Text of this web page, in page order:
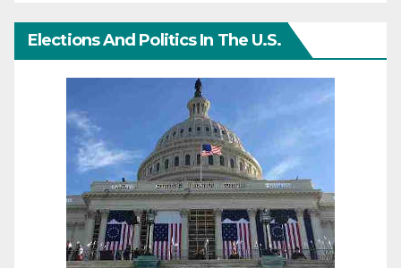
Elections And Politics In The U.S.